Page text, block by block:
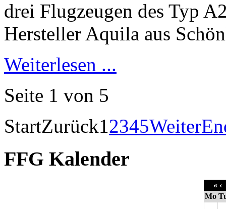
Weiterlesen ...
Seite 1 von 5
StartZurück12345Weiter
FFG Kalender
« ‹
Mo